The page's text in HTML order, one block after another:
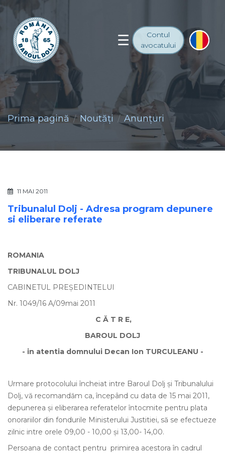
Contul
avocatului
Prima pagină Noutăţi Anunţuri
11 MAI 2011
Tribunalul Dolj - Adresa program depunere
si eliberare referate
ROMANIA
TRIBUNALUL DOLJ
CABINETUL PREŞEDINTELUI
Nr. 1049/16 A/09mai 2011
C Ă T R E,
BAROUL DOLJ
- in atentia domnului Decan Ion TURCULEANU -
Urmare protocolului încheiat intre Baroul Dolj şi Tribunalului
Dolj, vă recomandăm ca, începând cu data de 15 mai 2011,
depunerea şi eliberarea referatelor întocmite pentru plata
onorariilor din fondurile Ministerului Justitiei, să se efectueze
zilnic intre orele 09,00 - 10,00 şi 13,00- 14,00.
Persoana de contact pentru primirea acestora în cadrul